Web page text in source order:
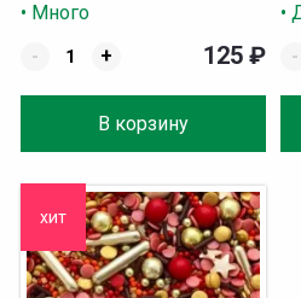
• Много
-
+
В корзину
125 ₽
•
-
хит